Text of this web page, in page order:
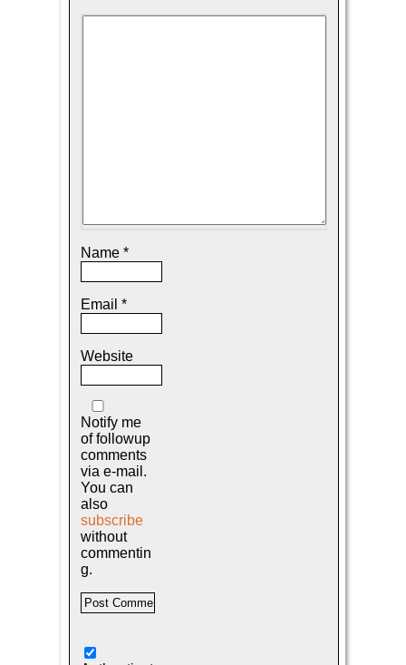
Name *
Email *
Website
Notify me
of followup
comments
via e-mail.
You can
also
subscribe
without
commentin
g.